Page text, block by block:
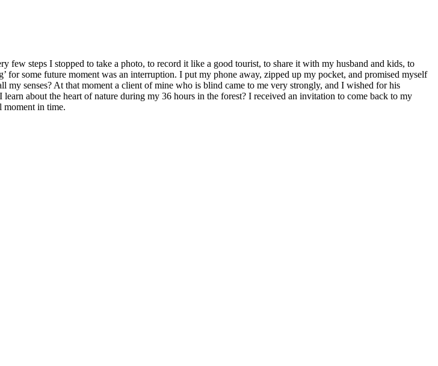
steps I stopped to take a photo, to record it like a good tourist, to share it with my husband and kids, to
for some future moment was an interruption. I put my phone away, zipped up my pocket, and promised myself
senses? At that moment a client of mine who is blind came to me very strongly, and I wished for his
about the heart of nature during my 36 hours in the forest? I received an invitation to come back to my
moment in time.